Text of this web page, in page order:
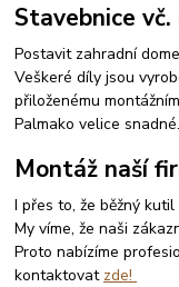
Stavebnice
Postavit zahradní
Veškeré díly jsou
přiloženému
Palmako velice snadné.
Montáž naší
I přes to, že běžný
My víme, že naši
Proto nabízíme
kontaktovat zde!